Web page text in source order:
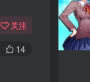
关注
14